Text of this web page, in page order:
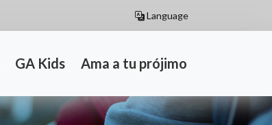
Language
GA Kids Ama a tu prójimo